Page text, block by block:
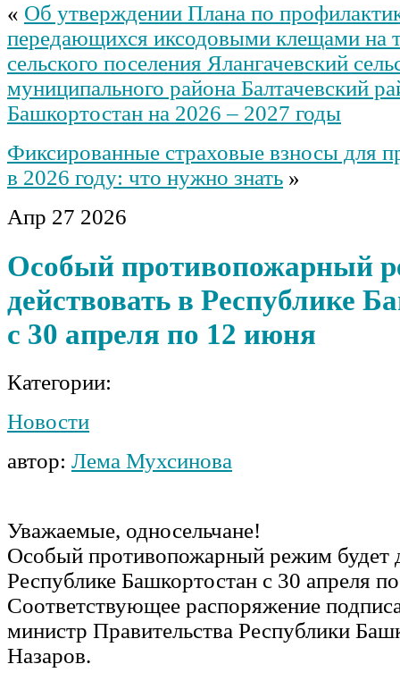
« Об утверждении Плана по
передающихся иксодовыми клещами на
сельского поселения Ялангачевский
муниципального района Балтачевский
Башкортостан на 2026 – 2027 годы
Фиксированные страховые взносы для
в 2026 году: что нужно знать »
Апр 27 2026
Особый противопожарный
действовать в Республике
с 30 апреля по 12 июня
Категории:
Новости
автор: Лема Мухсинова
Уважаемые, односельчане!
Особый противопожарный режим будет
Республике Башкортостан с 30 апреля
Соответствующее распоряжение
министр Правительства Республики
Назаров.